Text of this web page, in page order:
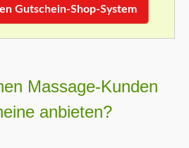
Gutschein-Shop-System
Massage-Kunden
anbieten?